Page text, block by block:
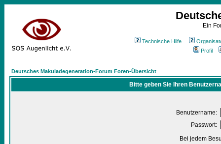
Ein
Technische Hilfe
Profil
Deutsches Makuladegeneration-Forum Foren-Übersicht
Bitte geben Sie Ihren
Benutzername:
Passwort:
Bei jedem